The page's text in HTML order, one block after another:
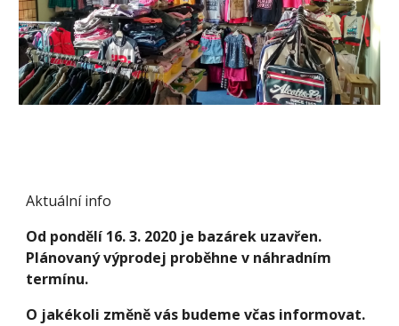
Aktuální info
Od pondělí 16. 3. 2020 je bazárek uzavřen.
Plánovaný výprodej proběhne v náhradním
termínu.
O jakékoli změně vás budeme včas informovat.